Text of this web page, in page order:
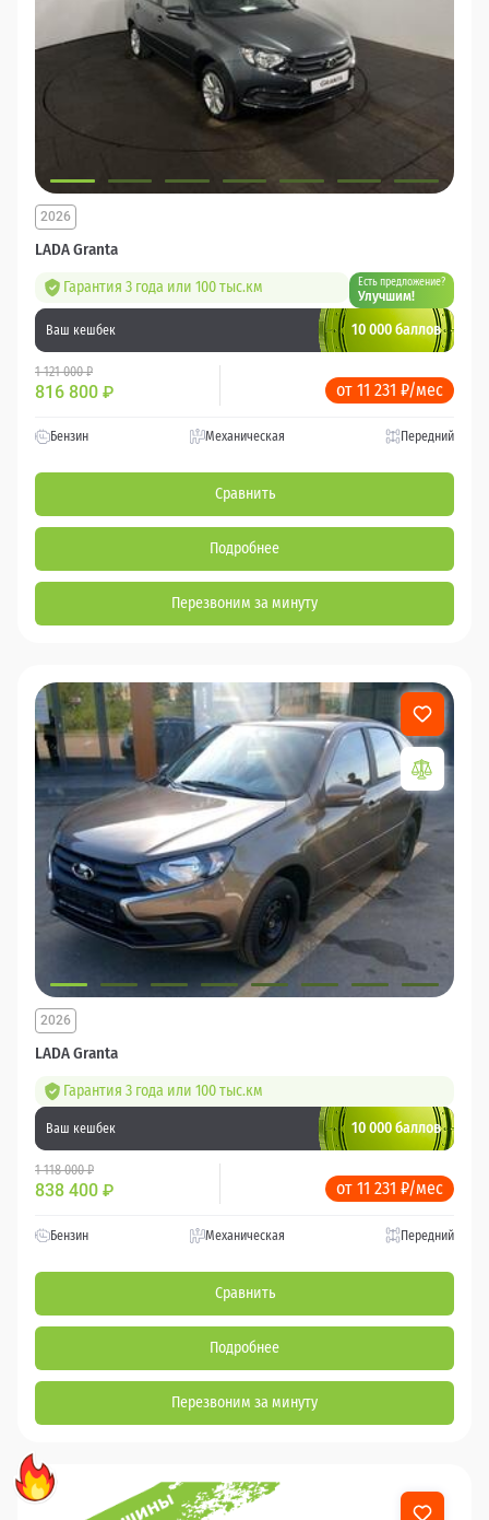
LADA Granta
2026
Гарантия 3 года или 100 тыс.км Есть предложение?
Улучшим!
Ваш кешбек 10 000 баллов
1 121 000 ₽
816 800 ₽ от 11 231 ₽/мес
Бензин Механическая Передний
Сравнить
Подробнее
Перезвоним за минуту
LADA Granta
2026
Гарантия 3 года или 100 тыс.км
Ваш кешбек 10 000 баллов
1 118 000 ₽
838 400 ₽ от 11 231 ₽/мес
Бензин Механическая Передний
Сравнить
Подробнее
Перезвоним за минуту